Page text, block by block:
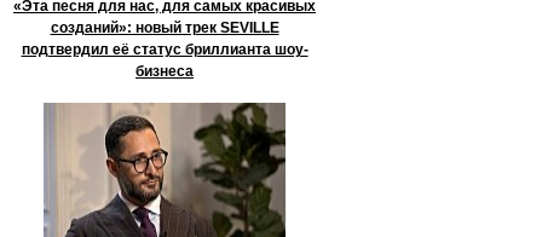
«Эта песня для нас, для самых красивых
созданий»: новый трек SEVILLE
подтвердил её статус бриллианта шоу-
бизнеса